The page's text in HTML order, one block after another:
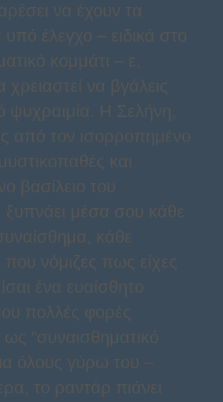
να έχουν τα
έλεγχο – ειδικά στο
κομμάτι – ε,
να βγάλεις
ψυχραιμία. Η Σελήνη,
από τον ισορροπημένο
και
βασίλειο του
ξυπνάει μέσα σου κάθε
κάθε
νόμιζες πως είχες
ένα ευαίσθητο
πολλές φορές
ως “συναισθηματικό
όλους γύρω του –
το ραντάρ πιάνει